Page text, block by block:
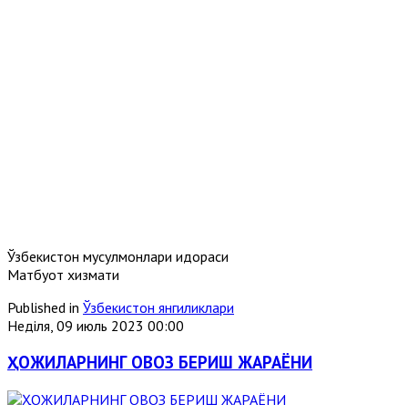
Ўзбекистон мусулмонлари идораси
Матбуот хизмати
Published in Ўзбекистон янгиликлари
Неділя, 09 июль 2023 00:00
ҲОЖИЛАРНИНГ ОВОЗ БЕРИШ ЖАРАЁНИ